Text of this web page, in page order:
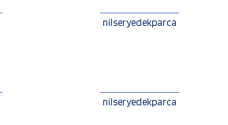
nilseryedekparca
nilseryedekparca